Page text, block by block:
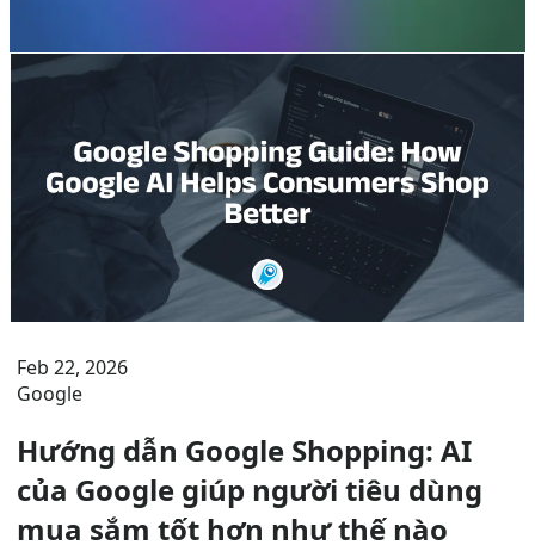
Feb 22, 2026
Google
Hướng dẫn Google Shopping: AI
của Google giúp người tiêu dùng
mua sắm tốt hơn như thế nào